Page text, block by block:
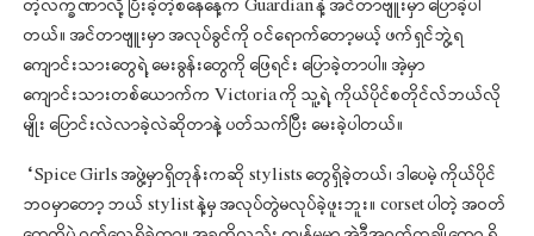
တဲ့လက္ခဏာလို့ ပြီးခဲ့တဲ့စနေနေ့က Guardian နဲ့ အင်တာဗျူးမှာ ပြောခဲ့ပါ
တယ်။ အင်တာဗျူးမှာ အလုပ်ခွင်ကို ဝင်ရောက်တော့မယ့် ဖက်ရှင်ဘွဲ့ရ
ကျောင်းသားတွေရဲ့ မေးခွန်းတွေကို ဖြေရင်း ပြောခဲ့တာပါ။ အဲ့မှာ
ကျောင်းသားတစ်ယောက်က Victoria ကို သူ့ရဲ့ ကိုယ်ပိုင်စတိုင်လ်ဘယ်လို
မျိုး ပြောင်းလဲလာခဲ့လဲဆိုတာနဲ့ ပတ်သက်ပြီး မေးခဲ့ပါတယ်။
“Spice Girls အဖွဲ့မှာရှိတုန်းကဆို stylists တွေရှိခဲ့တယ်၊ ဒါပေမဲ့ ကိုယ်ပိုင်
ဘဝမှာတော့ ဘယ် stylist နဲ့မှ အလုပ်တွဲမလုပ်ခဲ့ဖူးဘူး။ corset ပါတဲ့ အဝတ်